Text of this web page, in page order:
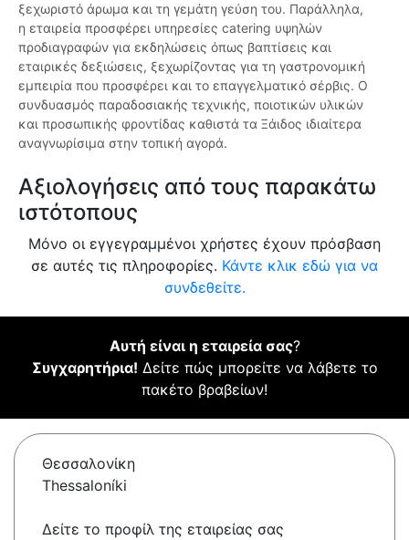
ξεχωριστό άρωμα και τη γεμάτη γεύση του. Παράλληλα,
η εταιρεία προσφέρει υπηρεσίες catering υψηλών
προδιαγραφών για εκδηλώσεις όπως βαπτίσεις και
εταιρικές δεξιώσεις, ξεχωρίζοντας για τη γαστρονομική
εμπειρία που προσφέρει και το επαγγελματικό σέρβις. Ο
συνδυασμός παραδοσιακής τεχνικής, ποιοτικών υλικών
και προσωπικής φροντίδας καθιστά τα Ξάιδος ιδιαίτερα
αναγνωρίσιμα στην τοπική αγορά.
Αξιολογήσεις από τους παρακάτω
ιστότοπους
Μόνο οι εγγεγραμμένοι χρήστες έχουν πρόσβαση
σε αυτές τις πληροφορίες. Κάντε κλικ εδώ για να
συνδεθείτε.
Αυτή είναι η εταιρεία σας?
Συγχαρητήρια! Δείτε πώς μπορείτε να λάβετε το
πακέτο βραβείων!
Θεσσαλονίκη
Thessaloníki
Δείτε το προφίλ της εταιρείας σας